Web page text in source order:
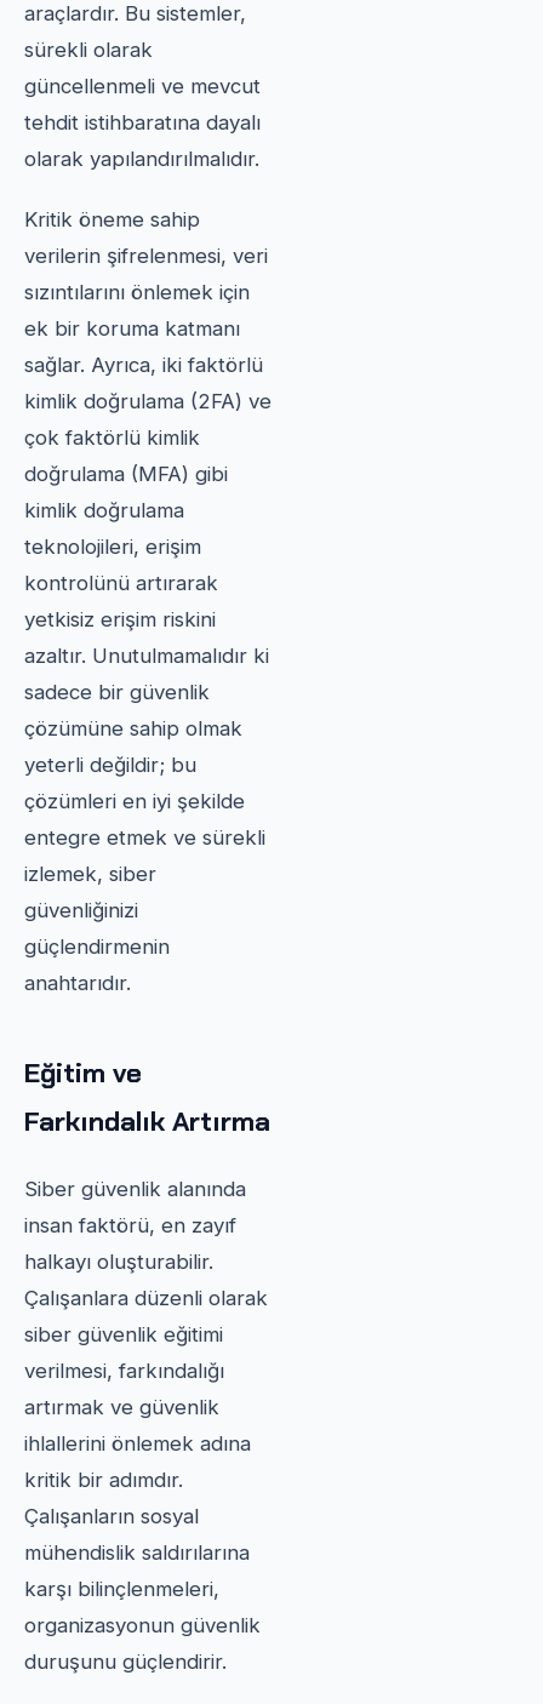
araçlardır. Bu sistemler,
sürekli olarak
güncellenmeli ve mevcut
tehdit istihbaratına dayalı
olarak yapılandırılmalıdır.
Kritik öneme sahip
verilerin şifrelenmesi, veri
sızıntılarını önlemek için
ek bir koruma katmanı
sağlar. Ayrıca, iki faktörlü
kimlik doğrulama (2FA) ve
çok faktörlü kimlik
doğrulama (MFA) gibi
kimlik doğrulama
teknolojileri, erişim
kontrolünü artırarak
yetkisiz erişim riskini
azaltır. Unutulmamalıdır ki
sadece bir güvenlik
çözümüne sahip olmak
yeterli değildir; bu
çözümleri en iyi şekilde
entegre etmek ve sürekli
izlemek, siber
güvenliğinizi
güçlendirmenin
anahtarıdır.
Eğitim ve
Farkındalık Artırma
Siber güvenlik alanında
insan faktörü, en zayıf
halkayı oluşturabilir.
Çalışanlara düzenli olarak
siber güvenlik eğitimi
verilmesi, farkındalığı
artırmak ve güvenlik
ihlallerini önlemek adına
kritik bir adımdır.
Çalışanların sosyal
mühendislik saldırılarına
karşı bilinçlenmeleri,
organizasyonun güvenlik
duruşunu güçlendirir.